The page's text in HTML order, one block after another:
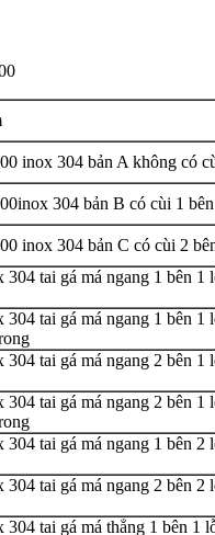
inox 304 bản A không có
304 bản B có cùi 1 bên
inox 304 bản C có cùi 2
tai gá má ngang 1 bên 1
tai gá má ngang 1 bên 1
tai gá má ngang 2 bên 1
tai gá má ngang 2 bên 1
tai gá má ngang 1 bên 2
tai gá má ngang 2 bên 2
tai gá má thẳng 1 bên 1